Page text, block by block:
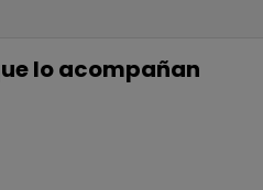
lo acompañan